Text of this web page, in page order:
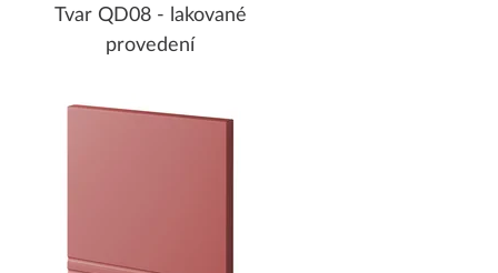
Tvar QD08 - lakované
provedení